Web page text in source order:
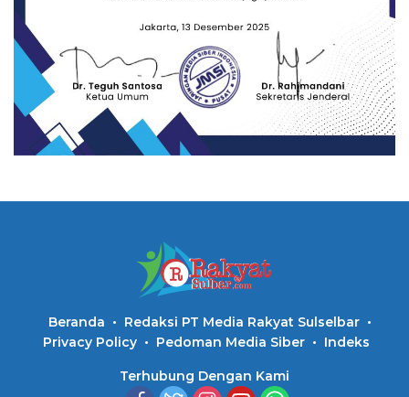
Beranda
Redaksi PT Media Rakyat Sulselbar
Privacy Policy
Pedoman Media Siber Indeks
Terhubung Dengan Kami